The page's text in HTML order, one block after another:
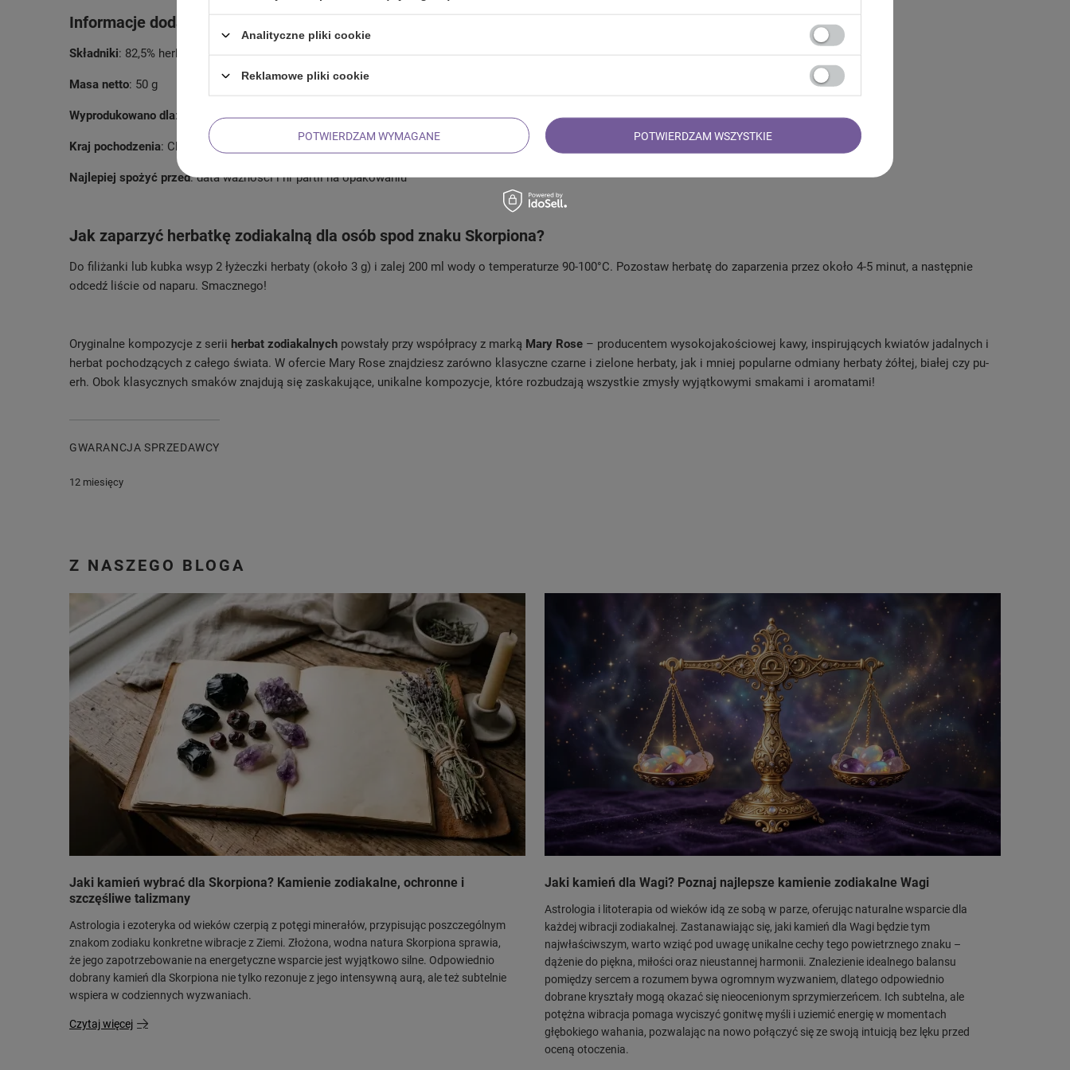
Informacje dodatkowe:
Składniki: 82,5% herbata czarna yunnan, żeń-szeń, ziarno anyżu, mięta pieprzowa, hibiskus, płatki nagietka, naturalny olejek
Masa netto: 50 g
Wyprodukowano dla: Venusti Sp. z o.o.
Kraj pochodzenia: Chiny
Najlepiej spożyć przed: data ważności i nr partii na opakowaniu
Jak zaparzyć herbatkę zodiakalną dla osób spod znaku Skorpiona?
Do filiżanki lub kubka wsyp 2 łyżeczki herbaty (około 3 g) i zalej 200 ml wody o temperaturze 90-100°C. Pozostaw herbatę do zaparzenia przez około 4-5 minut, a następnie
odcedź liście od naparu. Smacznego!
Oryginalne kompozycje z serii herbat zodiakalnych powstały przy współpracy z marką Mary Rose – producentem wysokojakościowej kawy, inspirujących kwiatów jadalnych i
herbat pochodzących z całego świata. W ofercie Mary Rose znajdziesz zarówno klasyczne czarne i zielone herbaty, jak i mniej popularne odmiany herbaty żółtej, białej czy pu-
erh. Obok klasycznych smaków znajdują się zaskakujące, unikalne kompozycje, które rozbudzają wszystkie zmysły wyjątkowymi smakami i aromatami!
GWARANCJA SPRZEDAWCY
12 miesięcy
Z NASZEGO BLOGA
Jaki kamień wybrać dla Skorpiona? Kamienie zodiakalne, ochronne i
szczęśliwe talizmany
Astrologia i ezoteryka od wieków czerpią z potęgi minerałów, przypisując poszczególnym
znakom zodiaku konkretne wibracje z Ziemi. Złożona, wodna natura Skorpiona sprawia,
że jego zapotrzebowanie na energetyczne wsparcie jest wyjątkowo silne. Odpowiednio
dobrany kamień dla Skorpiona nie tylko rezonuje z jego intensywną aurą, ale też subtelnie
wspiera w codziennych wyzwaniach.
Czytaj więcej
Jaki kamień dla Wagi? Poznaj najlepsze kamienie zodiakalne Wagi
Astrologia i litoterapia od wieków idą ze sobą w parze, oferując naturalne wsparcie dla
każdej wibracji zodiakalnej. Zastanawiając się, jaki kamień dla Wagi będzie tym
najwłaściwszym, warto wziąć pod uwagę unikalne cechy tego powietrznego znaku –
dążenie do piękna, miłości oraz nieustannej harmonii. Znalezienie idealnego balansu
pomiędzy sercem a rozumem bywa ogromnym wyzwaniem, dlatego odpowiednio
dobrane kryształy mogą okazać się nieocenionym sprzymierzeńcem. Ich subtelna, ale
potężna wibracja pomaga wyciszyć gonitwę myśli i uziemić energię w momentach
głębokiego wahania, pozwalając na nowo połączyć się ze swoją intuicją bez lęku przed
oceną otoczenia.
Analityczne pliki cookie
Reklamowe pliki cookie
POTWIERDZAM WYMAGANE POTWIERDZAM WSZYSTKIE